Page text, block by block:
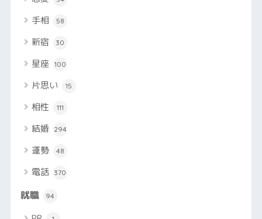
手相 58
新宿 30
星座 100
片思い 15
相性 111
結婚 294
運勢 48
電話 370
就職 94